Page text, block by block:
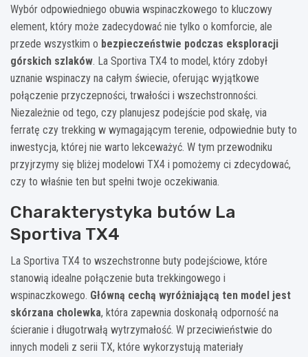
Wybór odpowiedniego obuwia wspinaczkowego to kluczowy
element, który może zadecydować nie tylko o komforcie, ale
przede wszystkim o bezpieczeństwie podczas eksploracji
górskich szlaków. La Sportiva TX4 to model, który zdobył
uznanie wspinaczy na całym świecie, oferując wyjątkowe
połączenie przyczepności, trwałości i wszechstronności.
Niezależnie od tego, czy planujesz podejście pod skałę, via
ferratę czy trekking w wymagającym terenie, odpowiednie buty to
inwestycja, której nie warto lekceważyć. W tym przewodniku
przyjrzymy się bliżej modelowi TX4 i pomożemy ci zdecydować,
czy to właśnie ten but spełni twoje oczekiwania.
Charakterystyka butów La
Sportiva TX4
La Sportiva TX4 to wszechstronne buty podejściowe, które
stanowią idealne połączenie buta trekkingowego i
wspinaczkowego. Główną cechą wyróżniającą ten model jest
skórzana cholewka, która zapewnia doskonałą odporność na
ścieranie i długotrwałą wytrzymałość. W przeciwieństwie do
innych modeli z serii TX, które wykorzystują materiały